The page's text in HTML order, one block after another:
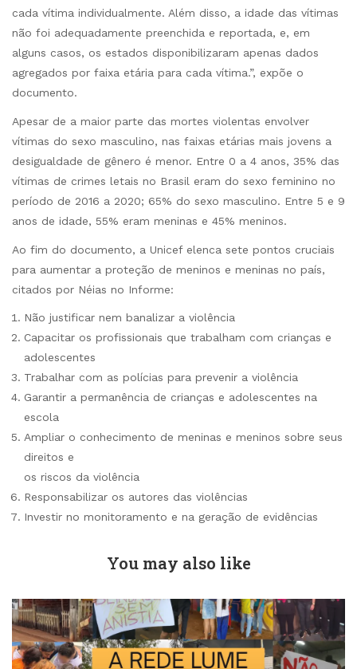
cada vítima individualmente. Além disso, a idade das vítimas
não foi adequadamente preenchida e reportada, e, em
alguns casos, os estados disponibilizaram apenas dados
agregados por faixa etária para cada vítima.”, expõe o
documento.
Apesar de a maior parte das mortes violentas envolver
vítimas do sexo masculino, nas faixas etárias mais jovens a
desigualdade de gênero é menor. Entre 0 a 4 anos, 35% das
vítimas de crimes letais no Brasil eram do sexo feminino no
período de 2016 a 2020; 65% do sexo masculino. Entre 5 e 9
anos de idade, 55% eram meninas e 45% meninos.
Ao fim do documento, a Unicef elenca sete pontos cruciais
para aumentar a proteção de meninos e meninas no país,
citados por Néias no Informe:
Não justificar nem banalizar a violência
Capacitar os profissionais que trabalham com crianças e
adolescentes
Trabalhar com as polícias para prevenir a violência
Garantir a permanência de crianças e adolescentes na
escola
Ampliar o conhecimento de meninas e meninos sobre seus
direitos e
os riscos da violência
Responsabilizar os autores das violências
Investir no monitoramento e na geração de evidências
You may also like